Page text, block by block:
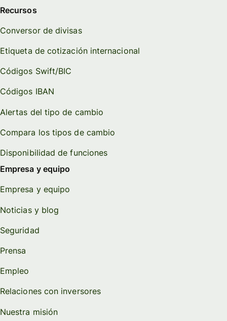
Recursos
Conversor de divisas
Etiqueta de cotización internacional
Códigos Swift/BIC
Códigos IBAN
Alertas del tipo de cambio
Compara los tipos de cambio
Disponibilidad de funciones
Empresa y equipo
Empresa y equipo
Noticias y blog
Seguridad
Prensa
Empleo
Relaciones con inversores
Nuestra misión